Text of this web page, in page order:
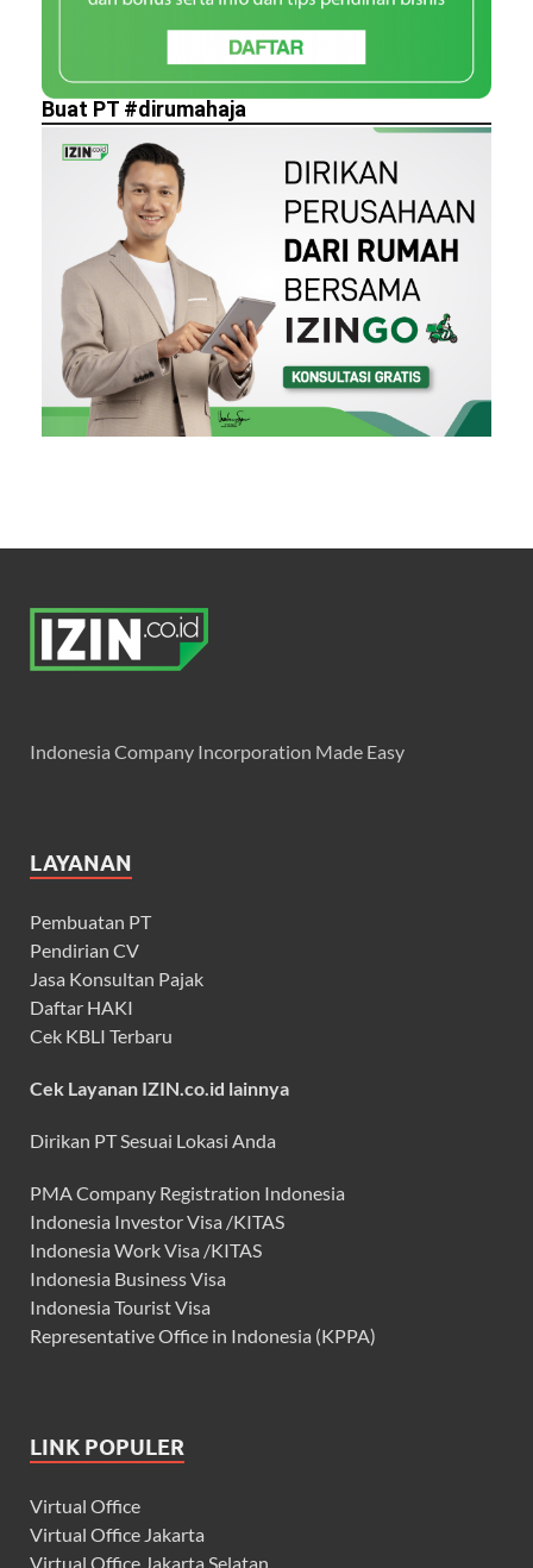
Buat PT #dirumahaja
Indonesia Company Incorporation Made Easy
LAYANAN
Pembuatan PT
Pendirian CV
Jasa Konsultan Pajak
Daftar HAKI
Cek KBLI Terbaru
Cek Layanan IZIN.co.id lainnya
Dirikan PT Sesuai Lokasi Anda
PMA Company Registration Indonesia
Indonesia Investor Visa /KITAS
Indonesia Work Visa /KITAS
Indonesia Business Visa
Indonesia Tourist Visa
Representative Office in Indonesia (KPPA)
LINK POPULER
Virtual Office
Virtual Office Jakarta
Virtual Office Jakarta Selatan